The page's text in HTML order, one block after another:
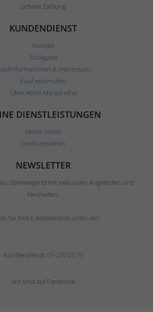
Sichere Zahlung
KUNDENDIENST
Kontakt
Rückgabe
& Impressum
Kauf widerrufen
Über Ateljé Margaretha
DIENSTLEISTUNGEN
Meine Seiten
Direkt bestellen
NEWSLETTER
überwiegend mit exklusiven Angeboten und
Neuheiten.
Sie Ihre E-Mailadresse unten ein.
Kundendienst: 01-270 25 79
Wir sind auf Facebook